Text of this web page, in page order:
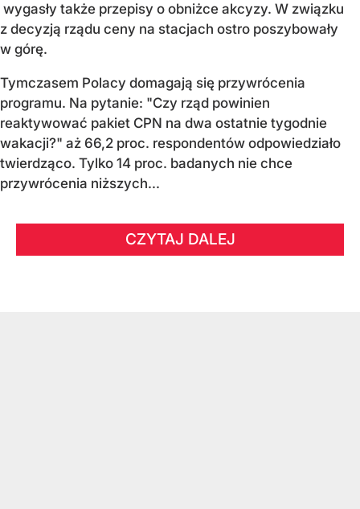
wygasły także przepisy o obniżce akcyzy. W związku
z decyzją rządu ceny na stacjach ostro poszybowały
w górę.
Tymczasem Polacy domagają się przywrócenia
programu. Na pytanie: "Czy rząd powinien
reaktywować pakiet CPN na dwa ostatnie tygodnie
wakacji?" aż 66,2 proc. respondentów odpowiedziało
twierdząco. Tylko 14 proc. badanych nie chce
przywrócenia niższych...
CZYTAJ DALEJ